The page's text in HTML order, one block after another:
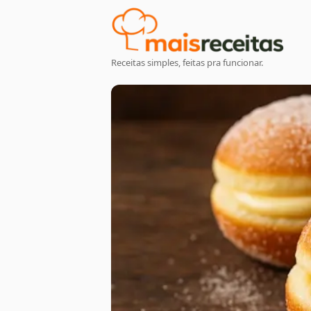
Receitas simples, feitas pra funcionar.